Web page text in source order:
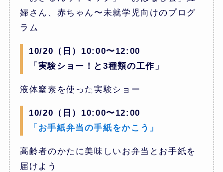
婦さん、赤ちゃん〜未就学児向けのプログ
ラム
10/20（日）10:00〜12:00
「実験ショー！と3種類の工作」
液体窒素を使った実験ショー
10/20（日）10:00〜12:00
「お手紙弁当の手紙をかこう」
高齢者のかたに美味しいお弁当とお手紙を
届けよう